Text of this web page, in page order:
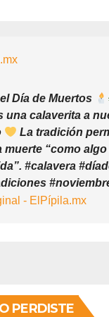
Día de Muertos
una calaverita a
La tradición
muerte “como
#calavera
- ElPípila.mx
PERDISTE